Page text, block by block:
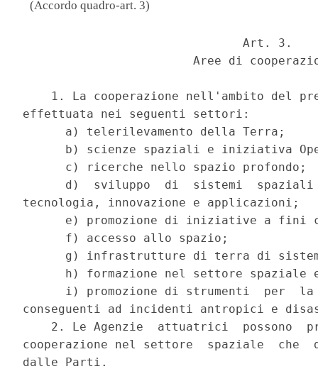
(Accordo quadro-art. 3)
                               Art. 3.
Aree di
1. La cooperazione nell'ambito del
effettuata nei seguenti settori:
      a) telerilevamento della Terra;
b) scienze spaziali e iniziativa
      c) ricerche nello spazio profondo;
d)  sviluppo  di  sistemi
tecnologia, innovazione e applicazioni;
e) promozione di iniziative a fini
      f) accesso allo spazio;
g) infrastrutture di terra di
h) formazione nel settore spaziale
i) promozione di strumenti  per
conseguenti ad incidenti antropici e
2. Le Agenzie  attuatrici  possono
cooperazione nel settore  spaziale  che
dalle Parti.